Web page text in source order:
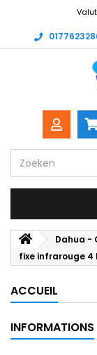
Dahua -
fixe infrarouge 4
ACCUEIL
INFORMATIONS